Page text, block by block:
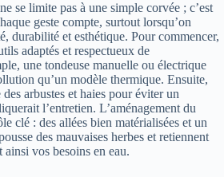
se limite pas à une simple corvée ; c’est
geste compte, surtout lorsqu’on
durabilité et esthétique. Pour commencer,
adaptés et respectueux de
une tondeuse manuelle ou électrique
qu’un modèle thermique. Ensuite,
arbustes et haies pour éviter un
l’entretien. L’aménagement du
clé : des allées bien matérialisées et un
des mauvaises herbes et retiennent
vos besoins en eau.